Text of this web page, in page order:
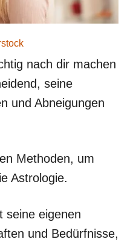
nach dir machen
seine
und Abneigungen
Methoden, um
Astrologie.
seine eigenen
und Bedürfnisse,